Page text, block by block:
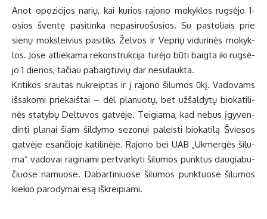
Anot opo­zi­ci­jos na­rių, kai ku­rios ra­jo­no mo­kyk­los rug­sė­jo 1-
osios šven­tę pa­si­tin­ka ne­pa­si­ruo­šu­sios. Su pa­sto­liais prie
sie­nų moks­lei­vius pa­si­tiks Žel­vos ir Vep­rių vi­du­ri­nės mo­kyk­
los. Jo­se at­lie­ka­ma re­konst­ruk­ci­ja tu­rė­jo bū­ti baig­ta iki rug­sė­
jo 1 die­nos, ta­čiau pa­baig­tu­vių dar ne­su­lauk­ta.
Kri­ti­kos srau­tas nu­kreip­tas ir į ra­jo­no ši­lu­mos ūkį. Va­do­vams
iš­sa­ko­mi prie­kaiš­tai – dėl pla­nuo­tų, bet už­šal­dy­tų bio­ka­ti­li­
nės sta­ty­bų Del­tu­vos gat­vė­je. Tei­gia­ma, kad ne­bus įgy­ven­
din­ti pla­nai šiam šil­dy­mo se­zo­nui pa­leis­ti bio­ka­ti­lą Švie­sos
gat­vė­je esan­čio­je ka­ti­li­nė­je. Ra­jo­no bei UAB „Uk­mer­gės ši­lu­
ma“ va­do­vai ra­gi­na­mi per­tvar­ky­ti ši­lu­mos punk­tus dau­gia­bu­
čiuo­se na­muo­se. Da­bar­ti­niuo­se ši­lu­mos punk­tuo­se ši­lu­mos
kie­kio pa­ro­dy­mai esą iš­krei­pia­mi.